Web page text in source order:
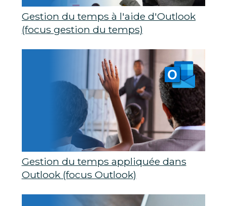
Gestion du temps à l'aide d'Outlook
(focus gestion du temps)
Gestion du temps appliquée dans
Outlook (focus Outlook)